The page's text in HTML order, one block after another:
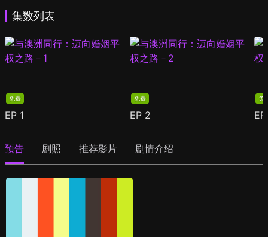
集数列表
免费
EP 1
免费
EP 2
免
预告 剧照 推荐影片 剧情介绍